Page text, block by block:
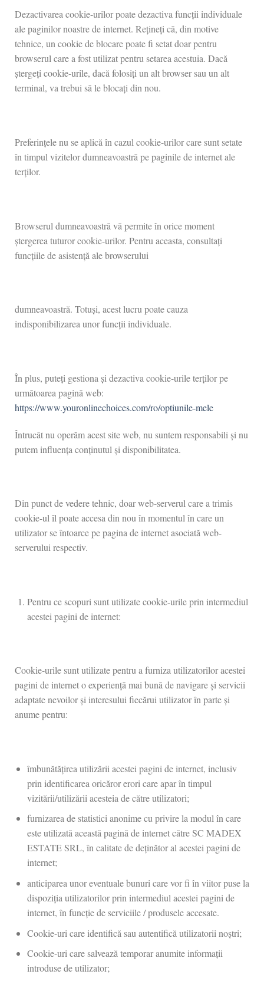
Dezactivarea cookie-urilor poate dezactiva funcții individuale
ale paginilor noastre de internet. Rețineți că, din motive
tehnice, un cookie de blocare poate fi setat doar pentru
browserul care a fost utilizat pentru setarea acestuia. Dacă
ștergeți cookie-urile, dacă folosiți un alt browser sau un alt
terminal, va trebui să le blocați din nou.
Preferințele nu se aplică în cazul cookie-urilor care sunt setate
în timpul vizitelor dumneavoastră pe paginile de internet ale
terților.
Browserul dumneavoastră vă permite în orice moment
ștergerea tuturor cookie-urilor. Pentru aceasta, consultați
funcțiile de asistență ale browserului
dumneavoastră. Totuși, acest lucru poate cauza
indisponibilizarea unor funcții individuale.
În plus, puteți gestiona și dezactiva cookie-urile terților pe
următoarea pagină web:
https://www.youronlinechoices.com/ro/optiunile-mele
Întrucât nu operăm acest site web, nu suntem responsabili și nu
putem influența conținutul și disponibilitatea.
Din punct de vedere tehnic, doar web-serverul care a trimis
cookie-ul îl poate accesa din nou în momentul în care un
utilizator se întoarce pe pagina de internet asociată web-
serverului respectiv.
Pentru ce scopuri sunt utilizate cookie-urile prin intermediul
acestei pagini de internet:
Cookie-urile sunt utilizate pentru a furniza utilizatorilor acestei
pagini de internet o experiență mai bună de navigare și servicii
adaptate nevoilor și interesului fiecărui utilizator în parte și
anume pentru:
îmbunătățirea utilizării acestei pagini de internet, inclusiv
prin identificarea oricăror erori care apar în timpul
vizitării/utilizării acesteia de către utilizatori;
furnizarea de statistici anonime cu privire la modul în care
este utilizată această pagină de internet către SC MADEX
ESTATE SRL, în calitate de deținător al acestei pagini de
internet;
anticiparea unor eventuale bunuri care vor fi în viitor puse la
dispoziția utilizatorilor prin intermediul acestei pagini de
internet, în funcție de serviciile / produsele accesate.
Cookie-uri care identifică sau autentifică utilizatorii noștri;
Cookie-uri care salvează temporar anumite informații
introduse de utilizator;